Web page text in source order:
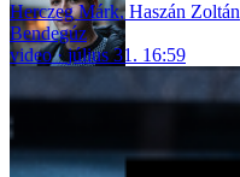
Herczeg Márk,Haszán Zoltán
Bendegúz
video
július 31. 16:59